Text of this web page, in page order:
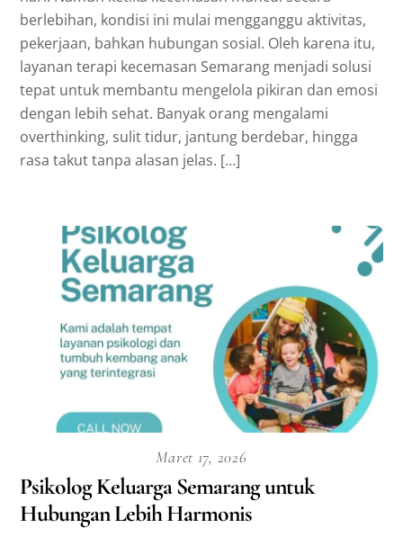
berlebihan, kondisi ini mulai mengganggu aktivitas,
pekerjaan, bahkan hubungan sosial. Oleh karena itu,
layanan terapi kecemasan Semarang menjadi solusi
tepat untuk membantu mengelola pikiran dan emosi
dengan lebih sehat. Banyak orang mengalami
overthinking, sulit tidur, jantung berdebar, hingga
rasa takut tanpa alasan jelas. […]
Maret 17, 2026
Psikolog Keluarga Semarang untuk
Hubungan Lebih Harmonis